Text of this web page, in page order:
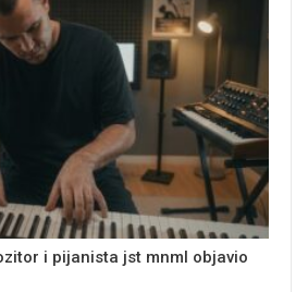
i pijanista jst mnml objavio